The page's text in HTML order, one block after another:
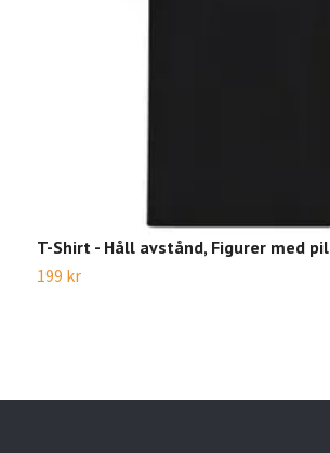
T-Shirt - Håll avstånd, Figurer med pil
199 kr